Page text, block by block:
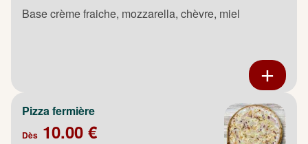
Base crème fraiche, mozzarella, chèvre, miel
Pizza fermière
Dès 10.00 €